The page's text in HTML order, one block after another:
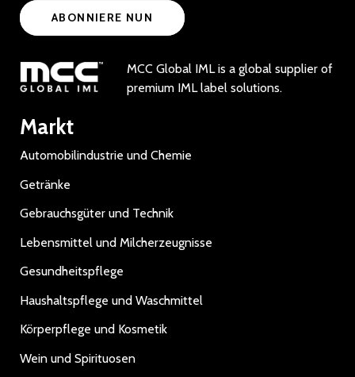
ABONNIERE NUN
MCC Global IML is a global supplier of
premium IML label solutions.
Markt
Automobilindustrie und Chemie
Getränke
Gebrauchsgüter und Technik
Lebensmittel und Milcherzeugnisse
Gesundheitspflege
Haushaltspflege und Waschmittel
Körperpflege und Kosmetik
Wein und Spirituosen